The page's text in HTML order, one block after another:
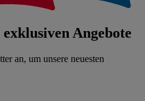
Angebote
an, um unsere neuesten